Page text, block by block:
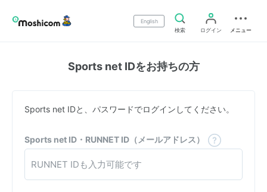
English
検索
ログイン メニュー
Sports net IDをお持ちの方
Sports net IDと、パスワードでログインしてください。
Sports net ID・RUNNET ID（メールアドレス）